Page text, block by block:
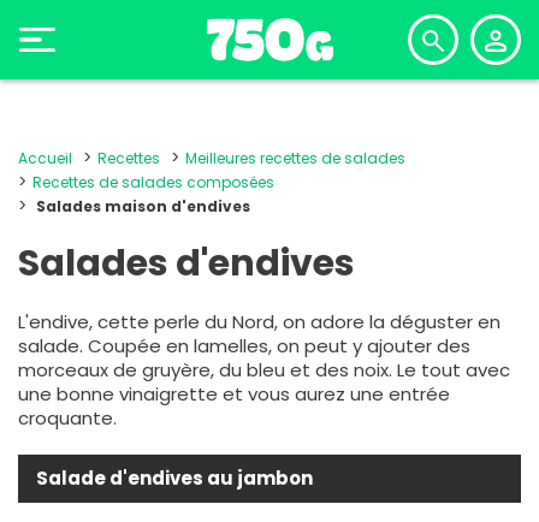
Accueil Recettes
Meilleures recettes de salades
Recettes de salades composées
Salades maison d'endives
Salades d'endives
L'endive, cette perle du Nord, on adore la déguster en
salade. Coupée en lamelles, on peut y ajouter des
morceaux de gruyère, du bleu et des noix. Le tout avec
une bonne vinaigrette et vous aurez une entrée
croquante.
Salade d'endives au jambon